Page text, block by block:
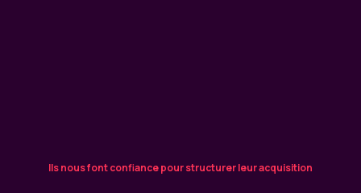
Ils nous font confiance pour structurer leur acquisition